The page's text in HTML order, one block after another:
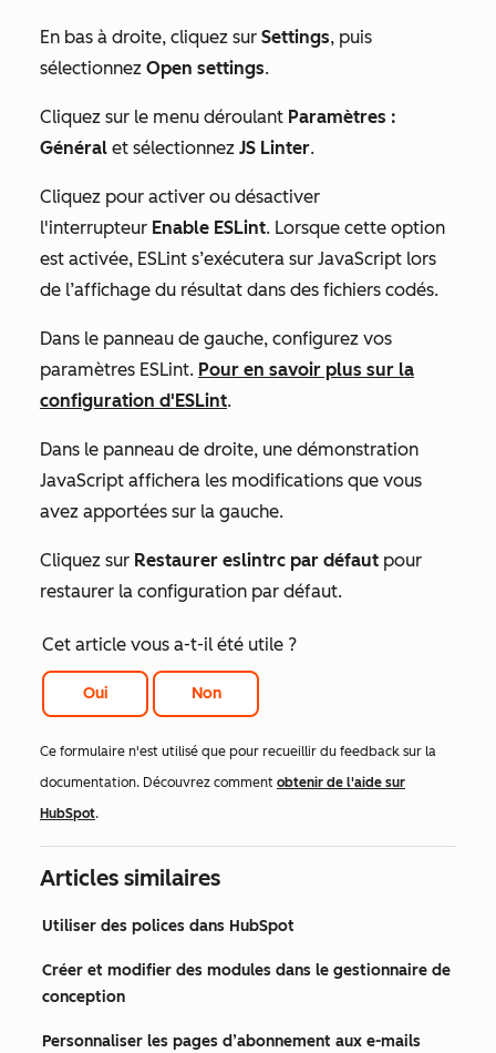
En bas à droite, cliquez sur Settings, puis
sélectionnez Open settings.
Cliquez sur le menu déroulant Paramètres :
Général et sélectionnez JS Linter.
Cliquez pour activer ou désactiver
l'interrupteur Enable ESLint. Lorsque cette option
est activée, ESLint s’exécutera sur JavaScript lors
de l’affichage du résultat dans des fichiers codés.
Dans le panneau de gauche, configurez vos
paramètres ESLint. Pour en savoir plus sur la
configuration d'ESLint.
Dans le panneau de droite, une démonstration
JavaScript affichera les modifications que vous
avez apportées sur la gauche.
Cliquez sur Restaurer eslintrc par défaut pour
restaurer la configuration par défaut.
Cet article vous a-t-il été utile ?
Oui Non
Ce formulaire n'est utilisé que pour recueillir du feedback sur la
documentation. Découvrez comment obtenir de l'aide sur
HubSpot.
Articles similaires
Utiliser des polices dans HubSpot
Créer et modifier des modules dans le gestionnaire de
conception
Personnaliser les pages d’abonnement aux e-mails